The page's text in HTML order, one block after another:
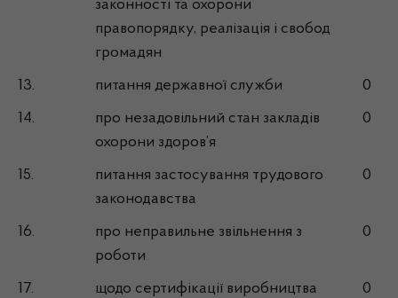
законності та охорони
правопорядку, реалізація і свобод
громадян
13. питання державної служби 0
14.
про незадовільний стан закладів
охорони здоров’я
0
15.
питання застосування трудового
законодавства
0
16.
про неправильне звільнення з
роботи
0
17. щодо сертифікації виробництва 0